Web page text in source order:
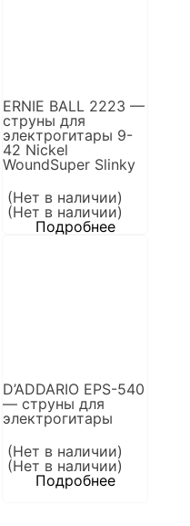
ERNIE BALL 2223 —
струны для
электрогитары 9-
42 Nickel
WoundSuper Slinky
(Нет в наличии)
(Нет в наличии)
Подробнее
D’ADDARIO EPS-540
— струны для
электрогитары
(Нет в наличии)
(Нет в наличии)
Подробнее